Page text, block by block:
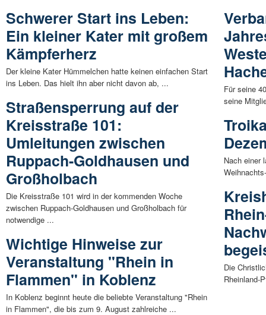
Schwerer Start ins Leben:
Ein kleiner Kater mit großem
Kämpferherz
Der kleine Kater Hümmelchen hatte keinen einfachen Start
ins Leben. Das hielt ihn aber nicht davon ab, ...
Straßensperrung auf der
Kreisstraße 101:
Umleitungen zwischen
Ruppach-Goldhausen und
Großholbach
Die Kreisstraße 101 wird in der kommenden Woche
zwischen Ruppach-Goldhausen und Großholbach für
notwendige ...
Wichtige Hinweise zur
Veranstaltung "Rhein in
Flammen" in Koblenz
In Koblenz beginnt heute die beliebte Veranstaltung "Rhein
in Flammen", die bis zum 9. August zahlreiche ...
Für seine
seine
Nach einer
Die